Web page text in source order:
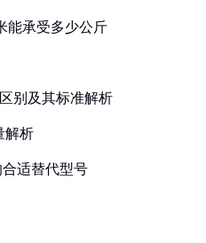
能承受多少公斤
别及其标准解析
解析
合适替代型号